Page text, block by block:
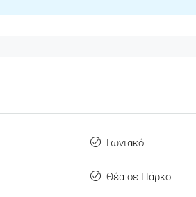
Γωνιακό
Θέα σε Πάρκο